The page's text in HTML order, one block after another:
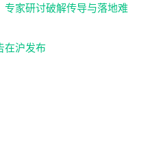
家研讨破解传导与落地难
在沪发布